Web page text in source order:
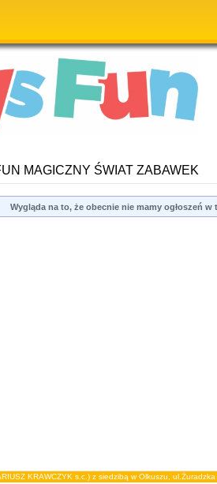
MAGICZNY ŚWIAT ZABAWEK
Wygląda na to, że obecnie nie mamy ogłoszeń w
KRAWCZYK s.c.) z siedzibą w Olkuszu,